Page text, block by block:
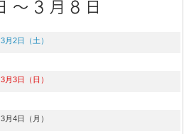
3月2日（土）
3月3日（日）
3月4日（月）